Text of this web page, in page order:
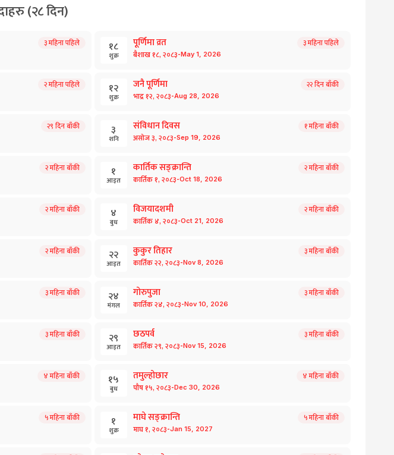
(२८ दिन)
३महिना पहिले १८
शुक्र
पूर्णिमा व्रत
बैशाख१८, २०८३-May 1, 2026
३महिना पहिले
२महिना पहिले १२
शुक्र
जनै पूर्णिमा
भाद्र१२, २०८३-Aug 28, 2026
२२दिन बाँकी
२९ दिन बाँकी ३
शनि
संविधान दिवस
असोज३, २०८३-Sep 19, 2026
१महिना बाँकी
२महिना बाँकी १
आइत
कार्तिक सङ्क्रान्ति
कार्तिक१, २०८३-Oct 18, 2026
२महिना बाँकी
२महिना बाँकी ४
बुध
विजयादशमी
कार्तिक ४, २०८३-Oct 21, 2026
२महिना बाँकी
२महिना बाँकी २२
आइत
कुकुर तिहार
कार्तिक२२, २०८३-Nov 8, 2026
३महिना बाँकी
३महिना बाँकी २४
मंगल
गोरुपुजा
कार्तिक२४, २०८३-Nov 10, 2026
३महिना बाँकी
३महिना बाँकी २९
आइत
छठपर्व
कार्तिक२९, २०८३-Nov 15, 2026
३महिना बाँकी
४महिना बाँकी १५
बुध
तमुल्होछार
पौष१५, २०८३-Dec 30, 2026
४ महिना बाँकी
५महिना बाँकी १
शुक्र
माघे सङ्क्रान्ति
माघ१, २०८३-Jan 15, 2027
५महिना बाँकी